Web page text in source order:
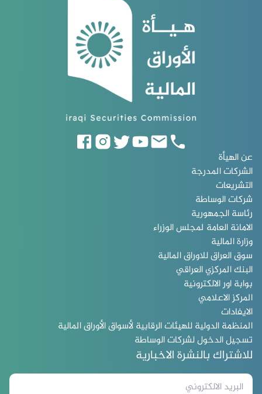
عن الهيأة
الشركات المدرجة
التشريعات
شركات الوساطة
رئاسة الجمهورية
الامانة العامة لمجلس الوزراء
وزارة المالية
سوق العراق للاوراق المالية
البنك المركزي العراقي
بوابة اور الالكترونية
المركز الاعلامي
الايفادات
المنظمة الدولية للهيئات الرقابية لأسواق الأوراق المالية
تسجيل الدخول لشركات الوساطة
للاشتراك بالنشرة الاخبارية